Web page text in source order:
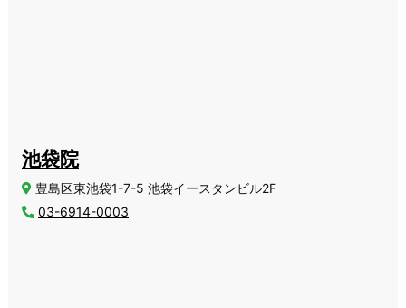
池袋院
豊島区東池袋1-7-5 池袋イースタンビル2F
03-6914-0003